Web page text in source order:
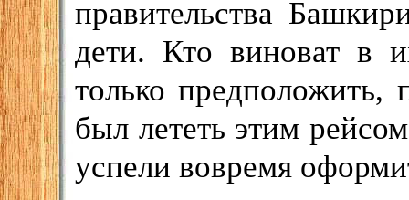
правительства
дети. Кто виноват в
только предположить,
был лететь этим
успели вовремя